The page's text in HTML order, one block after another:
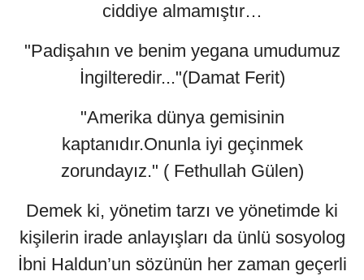
ciddiye almamıştır…
"Padişahın ve benim yegana umudumuz
İngilteredir..."(Damat Ferit)
"Amerika dünya gemisinin
kaptanıdır.Onunla iyi geçinmek
zorundayız." ( Fethullah Gülen)
Demek ki, yönetim tarzı ve yönetimde ki
kişilerin irade anlayışları da ünlü sosyolog
İbni Haldun’un sözünün her zaman geçerli